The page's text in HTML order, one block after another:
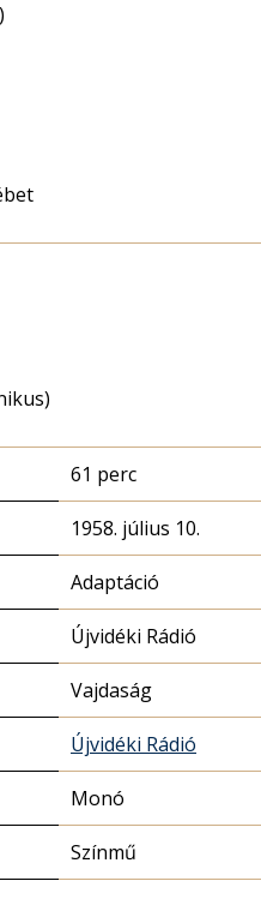
61 perc
1958. július 10.
Adaptáció
Újvidéki Rádió
Vajdaság
Újvidéki Rádió
Monó
Színmű